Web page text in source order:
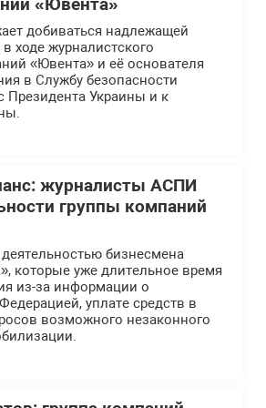
«Ювента»
добиваться надлежащей
ходе журналистского
«Ювента» и её основателя
в Службу безопасности
Президента Украины и к
журналисты АСПИ
группы компаний
бизнесмена
которые уже длительное время
из-за информации о
уплате средств в
возможного незаконного